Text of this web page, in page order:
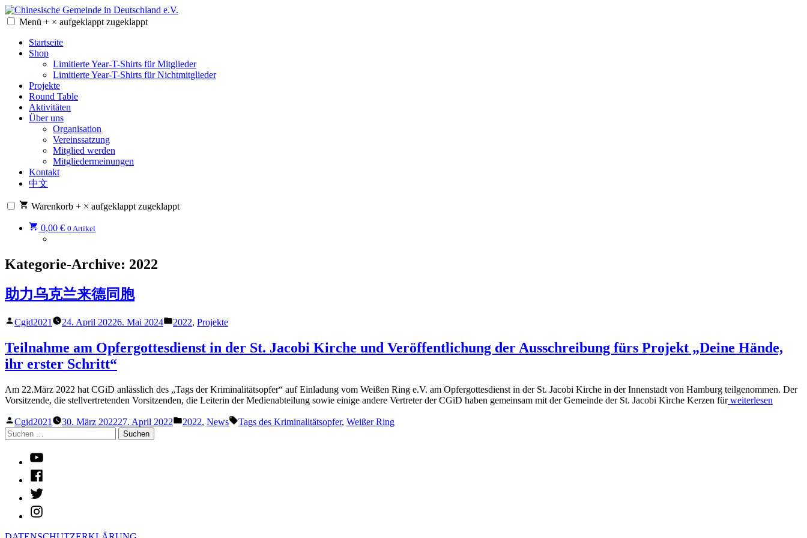
Zum
Inhalt
Chinesische Gemeinde in Deutschland e.V.
Chinesische Gemeinde in Deutschland e.V.
Menü + × aufgeklappt zugeklappt
Startseite
Shop
Limitierte Year-T-Shirts für Mitglieder
Limitierte Year-T-Shirts für Nichtmitglieder
Projekte
Round Table
Aktivitäten
Über uns
Organisation
Vereinssatzung
Mitglied werden
Mitgliedermeinungen
Kontakt
中文
Warenkorb + × aufgeklappt zugeklappt
0,00 € 0 Artikel
Kategorie-Archive: 2022
助力乌克兰来德同胞
Verfasst
Cgid2021 24. April 20226. Mai 2024
Veröffentlicht
2022, Projekte
Teilnahme am Opfergottesdienst in der St. Jacobi Kirche und Veröffentlichung der Ausschreibung fürs Projekt „Deine Hände,
ihr erster Schritt“
Am 22.März 2022 hat CGiD anlässlich des „Tags der Kriminalitätsopfer“ auf Einladung vom Weißen Ring e.V. am Opfergottesdienst in der St. Jacobi Kirche in der Innenstadt von Hamburg teilgenommen. Der
Vorsitzende, die stellvertretenden Vorsitzenden, die Leiterin der Medienabteilung sowie einige andere Vertreter der CGiD haben gemeinsam mit der Gemeinde der St. Jacobi Kirche Kerzen für„Teilnahme
weiterlesen
Verfasst
von
Cgid2021 30. März 202227. April 2022
Veröffentlicht
2022, News Schlagwörter:
Tags des Kriminalitätsopfer, Weißer Ring
Suchen
nach:
Youtube
Facebook
Twitter
Instagram